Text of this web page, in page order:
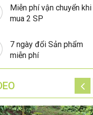
Miễn phí vận chuyển khi
mua 2 SP
7 ngày đổi Sản phẩm
miễn phí